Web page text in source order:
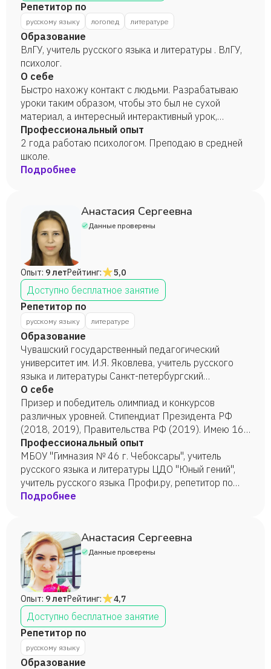
Репетитор по
русскому языку логопед литературе
Образование
ВлГУ, учитель русского языка и литературы . ВлГУ,
психолог.
О себе
Быстро нахожу контакт с людьми. Разрабатываю
уроки таким образом, чтобы это был не сухой
материал, а интересный интерактивный урок,
требующий от ученика активного участия.
Профессиональный опыт
2 года работаю психологом. Преподаю в средней
школе.
Подробнее
Анастасия Сергеевна
Данные проверены
Опыт: 9 летРейтинг: 5,0
Доступно бесплатное занятие
Репетитор по
русскому языку литературе
Образование
Чувашский государственный педагогический
университет им. И.Я. Яковлева, учитель русского
языка и литературы Санкт-петербургский
государственный университет, русский язык и
русская культура в аспекте русского языка как
иностранного
О себе
Призер и победитель олимпиад и конкурсов
различных уровней. Стипендиат Президента РФ
(2018, 2019), Правительства РФ (2019). Имею 16
научных статей (РИНЦ, ВАК).
Профессиональный опыт
МБОУ "Гимназия № 46 г. Чебоксары", учитель
русского языка и литературы ЦДО "Юный гений",
учитель русского языка Профи.ру, репетитор по
русскому языку, литературе
Подробнее
Анастасия Сергеевна
Данные проверены
Опыт: 9 летРейтинг: 4,7
Доступно бесплатное занятие
Репетитор по
русскому языку
Образование